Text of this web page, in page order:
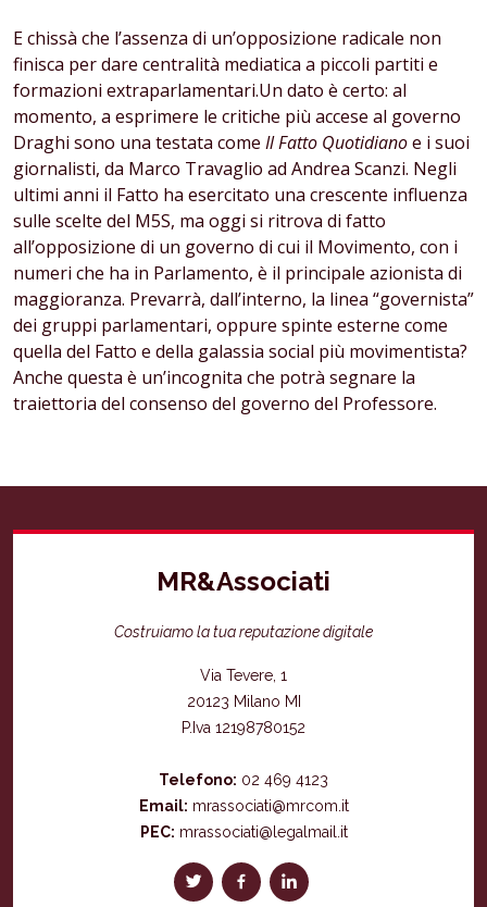
E chissà che l’assenza di un’opposizione radicale non
finisca per dare centralità mediatica a piccoli partiti e
formazioni extraparlamentari.Un dato è certo: al
momento, a esprimere le critiche più accese al governo
Draghi sono una testata come Il Fatto Quotidianoe i suoi
giornalisti, da Marco Travaglio ad Andrea Scanzi. Negli
ultimi anni il Fatto ha esercitato una crescente influenza
sulle scelte del M5S, ma oggi si ritrova di fatto
all’opposizione di un governo di cui il Movimento, con i
numeri che ha in Parlamento, è il principale azionista di
maggioranza. Prevarrà, dall’interno, la linea “governista”
dei gruppi parlamentari, oppure spinte esterne come
quella del Fatto e della galassia social più movimentista?
Anche questa è un’incognita che potrà segnare la
traiettoria del consenso del governo del Professore.
MR&Associati
Costruiamo la tua reputazione digitale
Via Tevere, 1
20123 Milano MI
P.Iva 12198780152
Telefono: 02 469 4123
Email: mrassociati@mrcom.it
PEC: mrassociati@legalmail.it